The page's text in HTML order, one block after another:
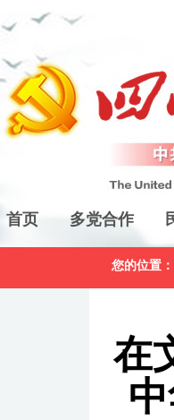
首页 多党合作
您的位置：
在